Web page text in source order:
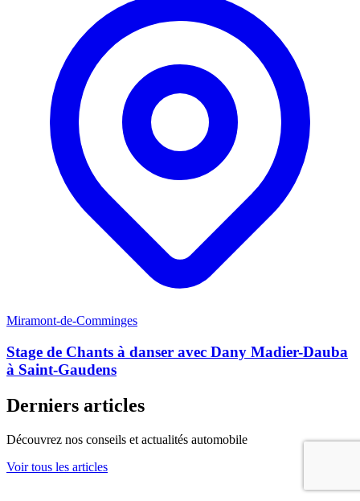
Miramont-de-Comminges
Stage de Chants à danser avec Dany Madier-Dauba
à Saint-Gaudens
Derniers articles
Découvrez nos conseils et actualités automobile
Voir tous les articles